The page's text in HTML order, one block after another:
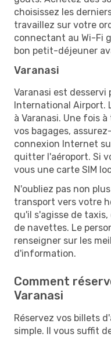
choisissez les
travaillez sur votre
connectant au Wi-Fi
bon petit-déjeuner
Varanasi
Varanasi est desservi
International Airport.
à Varanasi. Une fois
vos bagages,
connexion Internet
quitter l'aéroport. Si
vous une carte SIM
N'oubliez pas non
transport vers votre
qu'il s'agisse de
de navettes. Le
renseigner sur les
d'information.
Comment
Varanasi
Réservez vos billets
simple. Il vous suffit